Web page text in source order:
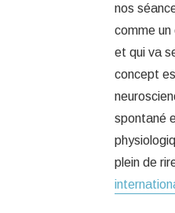
nos
comme un
et qui va
concept
spontané
plein de